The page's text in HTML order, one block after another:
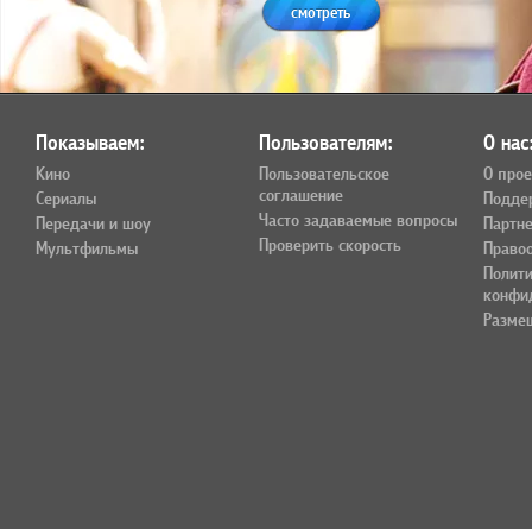
смотреть
Показываем:
Кино
Сериалы
Передачи и шоу
Мультфильмы
Пользователям:
Пользовательское
соглашение
Часто задаваемые вопросы
Проверить скорость
О
О